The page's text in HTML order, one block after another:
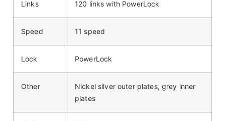
Links 120 links with PowerLock
Speed 11 speed
Lock PowerLock
Other
Nickel silver outer plates, grey inner
plates